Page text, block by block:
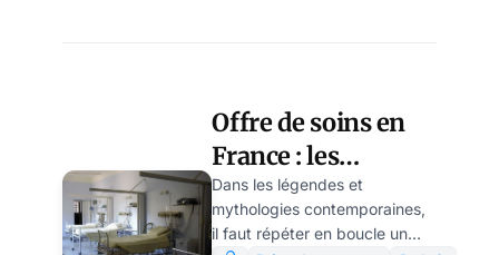
Offre de soins en
France : les
campagnes
débordent de
Dans les légendes et
mythologies contemporaines,
il faut répéter en boucle un